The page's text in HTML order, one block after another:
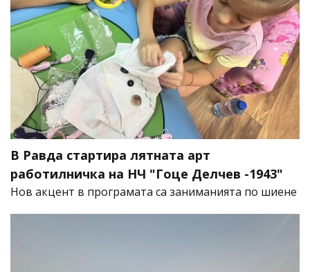
В Равда стартира лятната арт
работилничка на НЧ "Гоце Делчев -1943"
Нов акцент в програмата са заниманията по шиене